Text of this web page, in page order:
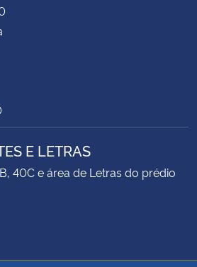
E LETRAS
40C e área de Letras do prédio